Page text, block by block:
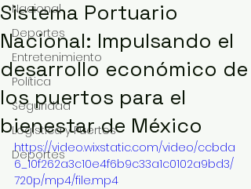
Nacional
Deportes
Entretenimiento
Política
Seguridad
Logística y Puertos
Deportes
Sistema Portuario
Nacional: Impulsando el
desarrollo económico de
los puertos para el
bienestar de México
https://video.wixstatic.com/video/ccbda
6_10f262a3c10e4f6b9c33a1c0102a9bd3/
720p/mp4/file.mp4